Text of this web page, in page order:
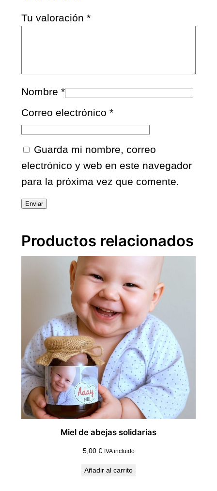
a
c
a
t
a
d
Tu valoración *
Nombre *
Correo electrónico *
Guarda mi nombre, correo
electrónico y web en este navegador
para la próxima vez que comente.
Productos relacionados
Miel de abejas solidarias
5,00 € IVA incluido
Añadir al carrito